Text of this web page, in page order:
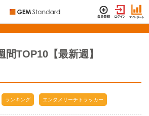
TOP10【最新週】
ランキング エンタメリーチトラッカー